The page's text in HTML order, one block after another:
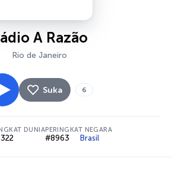
A Razão
Rio de Janeiro
Suka 6
DUNIAPERINGKAT NEGARA
#8963 Brasil